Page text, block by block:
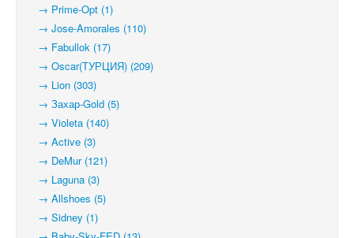
→ Prime-Opt (1)
→ Jose-Amorales (110)
→ Fabullok (17)
→ Oscar(ТУРЦИЯ) (209)
→ Lion (303)
→ Захар-Gold (5)
→ Violeta (140)
→ Active (3)
→ DeMur (121)
→ Laguna (3)
→ Allshoes (5)
→ Sidney (1)